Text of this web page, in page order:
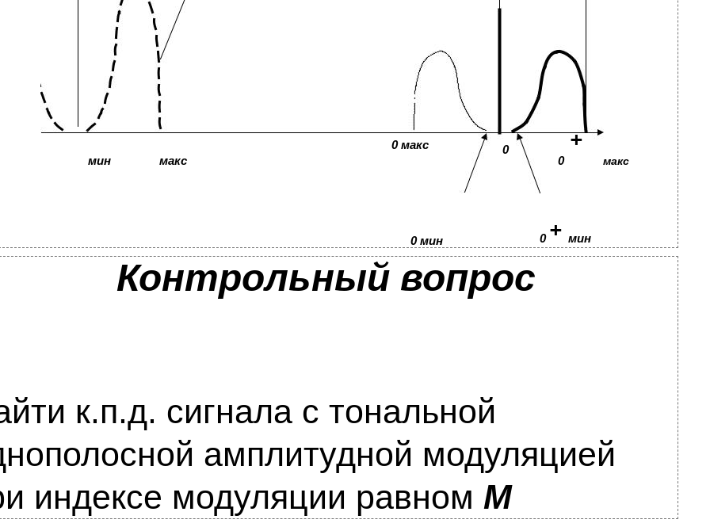
мин макс
0 макс 0 +
0 макс
0 мин 0 + мин
Контрольный вопрос
к.п.д. сигнала с тональной
амплитудной модуляцией
индексе модуляции равном M